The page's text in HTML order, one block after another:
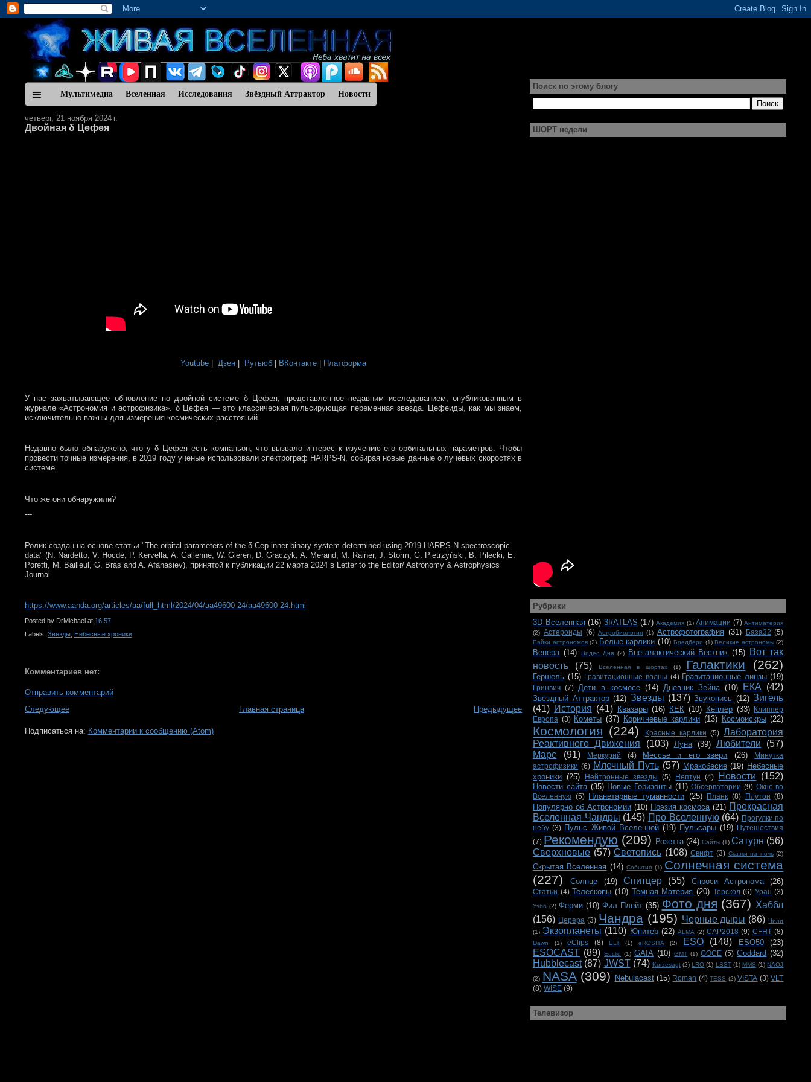
Мультимедиа Вселенная Исследования Звёздный Аттрактор Новости
четверг, 21 ноября 2024 г.
Двойная δ Цефея
Youtube| Дзен| Рутьюб| ВКонтакте| Платформа
У нас захватывающее обновление по двойной системе δ Цефея, представленное недавним исследованием, опубликованным в
журнале «Астрономия и астрофизика». δ Цефея — это классическая пульсирующая переменная звезда. Цефеиды, как мы знаем,
исключительно важны для измерения космических расстояний.
Недавно было обнаружено, что у δ Цефея есть компаньон, что вызвало интерес к изучению его орбитальных параметров. Чтобы
провести точные измерения, в 2019 году ученые использовали спектрограф HARPS-N, собирая новые данные о лучевых скоростях в
системе.
Что же они обнаружили?
---
Ролик создан на основе статьи "The orbital parameters of the δ Cep inner binary system determined using 2019 HARPS-N spectroscopic
data" (N. Nardetto, V. Hocdé, P. Kervella, A. Gallenne, W. Gieren, D. Graczyk, A. Merand, M. Rainer, J. Storm, G. Pietrzyński, B. Pilecki, E.
Poretti, M. Bailleul, G. Bras and A. Afanasiev), принятой к публикации 22 марта 2024 в Letter to the Editor/ Astronomy & Astrophysics
Journal
https://www.aanda.org/articles/aa/full_html/2024/04/aa49600-24/aa49600-24.html
Posted by DrMichael at 16:57
Labels: Звезды, Небесные хроники
Комментариев нет:
Отправить комментарий
Следующее
Предыдущее
Главная страница
Подписаться на: Комментарии к сообщению (Atom)
Поиск по этому блогу
ШОРТ недели
Рубрики
3D Вселенная (16) 3I/ATLAS (17) Академия (1) Анимации (7) Антиматерия
(2) Астероиды (6) Астробиология (1) Астрофотография (31) База32 (5)
Байки астрономов (2) Белые карлики (10) Бредбери (1) Великие астрономы (2)
Венера (14) Видео Дня (2) Внегалактический Вестник (15)
Вот так
новость
(75) Вселенная в шортах (1) Галактики (262)
Гершель (15) Гравитационные волны (4) Гравитационные линзы (19)
Гринвич (7) Дети в космосе (14) Дневник Зейна (10) ЕКА (42)
Звёздный Аттрактор (12) Звезды (137) Звукопись (12) Зигель
(41) История (41) Квазары (16) КЕК (10) Кеплер (33) Клиппер
Европа (3) Кометы (37) Коричневые карлики (13) Космоискры (22)
Космология (224) Красные карлики (5) Лаборатория
Реактивного Движения
(103) Луна (39) Любители
(57)
Марс
(91) Меркурий (4) Мессье и его звери (26)
Минутка
астрофизики (6) Млечный Путь (57) Мракобесие (19) Небесные
хроники (25) Нейтронные звезды (5) Нептун (4) Новости (152)
Новости сайта (35) Новые Горизонты (11) Обсерватории (9) Окно во
Вселенную (5) Планетарные туманности (25) Планк (8) Плутон (8)
Популярно об Астрономии (10) Поэзия космоса (21) Прекрасная
Вселенная Чандры (145) Про Вселенную (64) Прогулки по
небу (3) Пульс Живой Вселенной (19) Пульсары (19) Путешествия
(7) Рекомендую (209) Розетта (24) Сайты (1) Сатурн (56)
Сверхновые (57) Светопись (108) Свифт (3) Сказки на ночь (2)
Скрытая Вселенная (14) События (1) Солнечная система
(227)
Солнце (19) Спитцер (55) Спроси Астронома (26)
Статьи (4) Телескопы (10) Темная Материя (20) Терскол (6) Уран (3)
Уэбб (2) Ферми (10) Фил Плейт (35) Фото дня (367) Хаббл
(156) Церера (3) Чандра (195) Черные дыры (86) Чили
(1) Экзопланеты (110) Юпитер (22) ALMA (2) CAP2018 (9) CFHT (8)
Dawn (1) eClips (8) ELT (1) eROSITA (2) ESO (148) ESO50 (23)
ESOCAST (89) Euclid (1) GAIA (10) GMT (1) GOCE (5) Goddard (32)
Hubblecast (87) JWST (74) Kurzesagt (2) LRO (1) LSST (1) MMS (1) NAOJ
(2) NASA (309) Nebulacast (15) Roman (4) TESS (2) VISTA (3) VLT
(8) WISE (9)
Телевизор